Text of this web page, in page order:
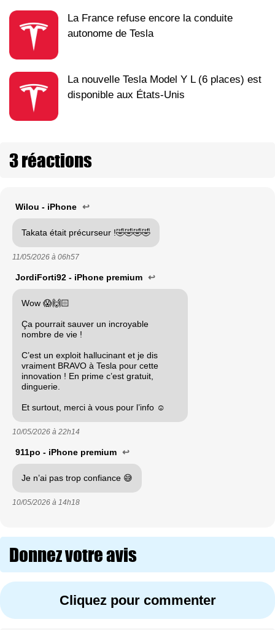
La France refuse encore la conduite
autonome de Tesla
La nouvelle Tesla Model Y L (6 places) est
disponible aux États-Unis
3 réactions
Wilou - iPhone ↩
Takata était précurseur !🤣🤣🤣🤣
11/05/2026 à 06h57
JordiForti92 - iPhone premium ↩
Wow 😱🙌🏻
Ça pourrait sauver un incroyable
nombre de vie !
C’est un exploit hallucinant et je dis
vraiment BRAVO à Tesla pour cette
innovation ! En prime c’est gratuit,
dinguerie.
Et surtout, merci à vous pour l’info ☺️
10/05/2026 à 22h14
911po - iPhone premium ↩
Je n’ai pas trop confiance 😅
10/05/2026 à 14h18
Donnez votre avis
Cliquez pour commenter